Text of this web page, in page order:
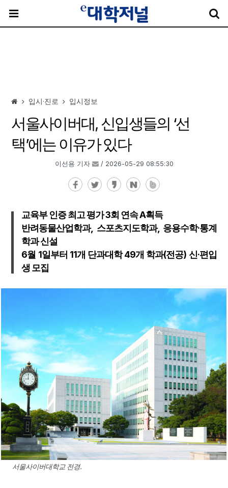
입시·진로 입시정보
서울사이버대, 신입생들의 ‘선
택’에는 이유가 있다
이선용 기자 / 2026-05-29 08:55:30
교육부 인증 최고 평가 3회 연속 A획득
반려동물산업학과, 스포츠지도학과, 응용수학·통계
학과 신설
6월 1일부터 11개 단과대학 49개 학과(전공) 신·편입
생 모집
서울사이버대학교 전경.